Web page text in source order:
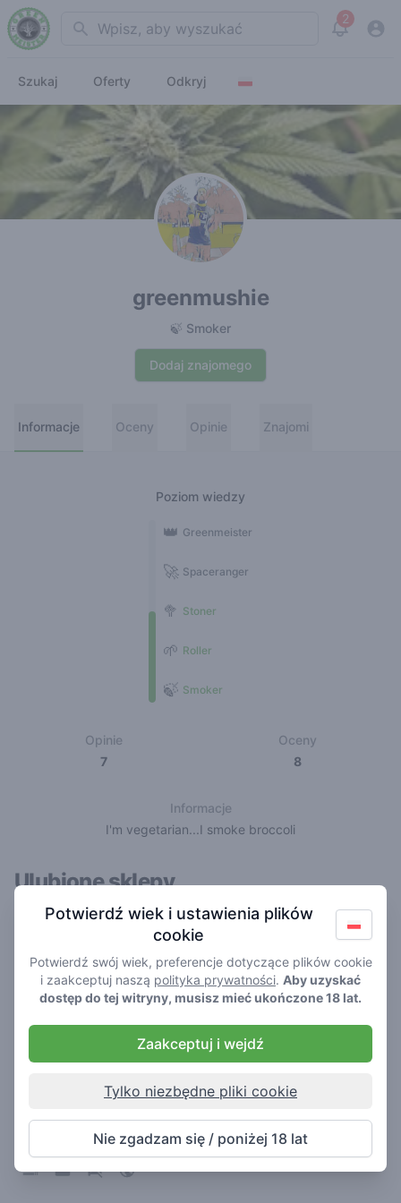
Search 2
View
Szukaj Oferty Odkryj
greenmushie
🍃 Smoker
Dodaj znajomego
Informacje Oceny Opinie Znajomi
Poziom wiedzy
🍃 Smoker
🌱 Roller
🥦 Stoner
🚀 Spaceranger
👑 Greenmeister
Opinie
7
Oceny
8
Informacje
I'm vegetarian...I smoke broccoli
Ulubione sklepy
4.8/ 5
Kawiarnia w Amsterdam
Potwierdź wiek i ustawienia plików
cookie
Potwierdź swój wiek, preferencje dotyczące plików cookie
i zaakceptuj naszą polityka prywatności. Aby uzyskać
dostęp do tej witryny, musisz mieć ukończone 18 lat.
Zaakceptuj i wejdź
Tylko niezbędne pliki cookie
Nie zgadzam się / poniżej 18 lat